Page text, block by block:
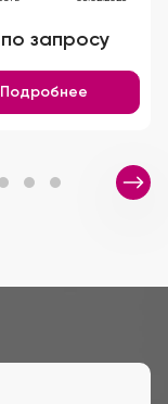
запросу
Подробнее